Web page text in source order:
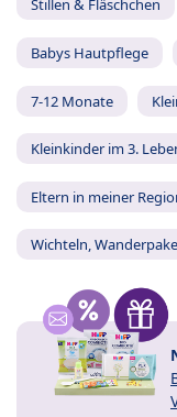
Stillen & Fläschchen
Babys Hautpflege
7-12 Monate
Kleinkinder im 3.
Eltern in meiner
Wichteln,